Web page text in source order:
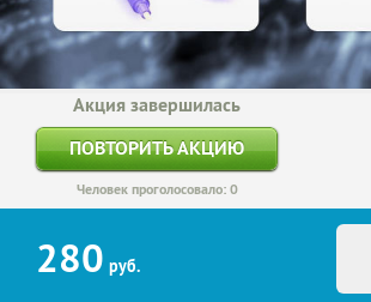
Акция завершилась
ПОВТОРИТЬ АКЦИЮ
Человек проголосовало: 0
280 руб.